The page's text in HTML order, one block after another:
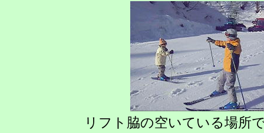
リフト脇の空いている場所